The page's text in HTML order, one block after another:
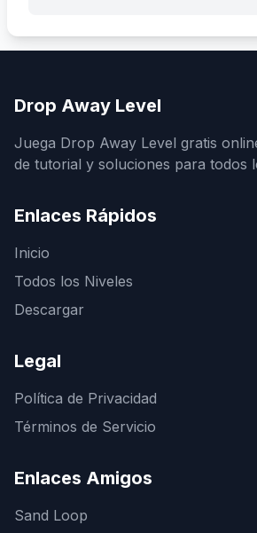
Drop Away Level
Juega Drop Away Level gratis
de tutorial y soluciones para todos
Enlaces Rápidos
Inicio
Todos los Niveles
Descargar
Legal
Política de Privacidad
Términos de Servicio
Enlaces Amigos
Sand Loop